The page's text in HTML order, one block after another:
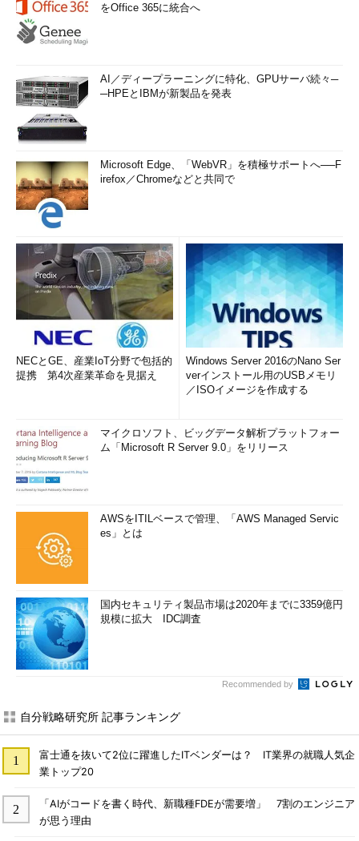
をOffice 365に統合へ
AI／ディープラーニングに特化、GPUサーバ続々─
─HPEとIBMが新製品を発表
Microsoft Edge、「WebVR」を積極サポートへ──F
irefox／Chromeなどと共同で
NECとGE、産業IoT分野で包括的
提携 第4次産業革命を見据え
Windows Server 2016のNano Ser
verインストール用のUSBメモリ
／ISOイメージを作成する
マイクロソフト、ビッグデータ解析プラットフォー
ム「Microsoft R Server 9.0」をリリース
AWSをITILベースで管理、「AWS Managed Servic
es」とは
国内セキュリティ製品市場は2020年までに3359億円
規模に拡大 IDC調査
Recommended by
自分戦略研究所 記事ランキング
富士通を抜いて2位に躍進したITベンダーは？ IT業界の就職人気企
業トップ20
「AIがコードを書く時代、新職種FDEが需要増」 7割のエンジニア
が思う理由